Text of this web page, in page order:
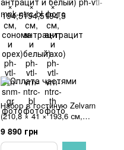
Набор в гостиную Zelvarn
(210,8 × 41 × 193,6 см,
антрацит и белый)
9 890 грн